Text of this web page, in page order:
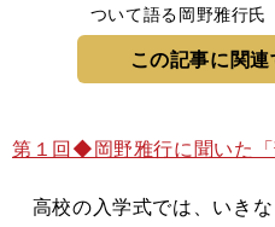
ついて語る岡野雅行
この記事に関
第１回◆岡野雅行に聞いた
高校の入学式では、いき